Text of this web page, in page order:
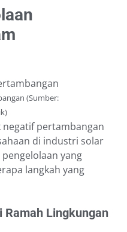
(Sumber:
pertambangan
di industri solar
yang
langkah yang
Ramah Lingkungan